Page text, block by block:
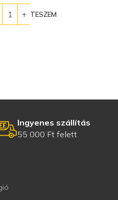
TESZEM
Ingyenes szállítás
55 000 Ft felett